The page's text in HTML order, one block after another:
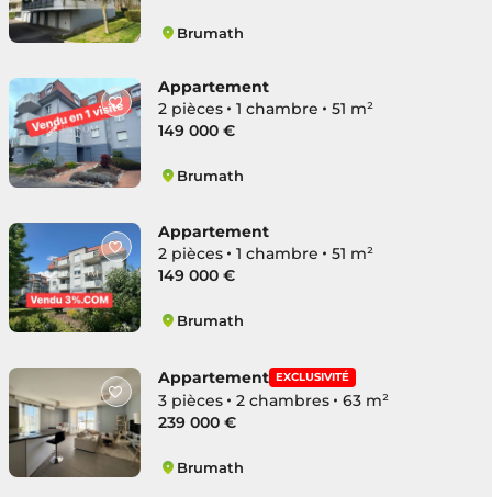
Brumath
Appartement
2 pièces
1 chambre
51 m²
149 000 €
Brumath
Appartement
2 pièces
1 chambre
51 m²
149 000 €
Brumath
Appartement EXCLUSIVITÉ
3 pièces 2 chambres
63 m²
239 000 €
Brumath